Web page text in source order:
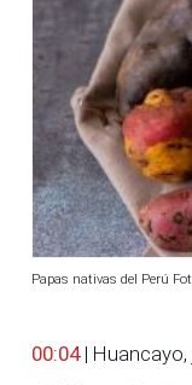
Papas nativas del Perú
00:04 | Huancayo,